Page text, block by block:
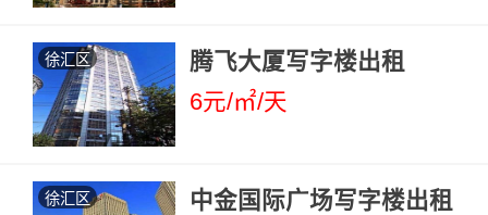
徐汇区
腾飞大厦写字楼出租
6元/㎡/天
徐汇区
中金国际广场写字楼出租